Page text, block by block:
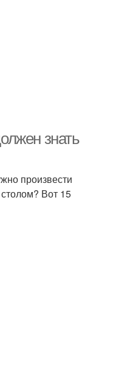
знать
произвести
Вот 15